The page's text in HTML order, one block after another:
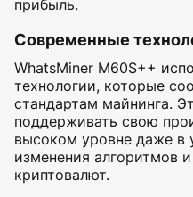
прибыль.
Современные
WhatsMiner M60S++
технологии, которые
стандартам майнинга.
поддерживать свою
высоком уровне даже в
изменения алгоритмов
криптовалют.